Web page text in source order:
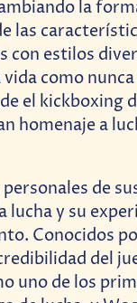
la
las
estilos
vida como
el kickboxing
homenaje a
de
lucha y su
Conocidos
del
uno de los